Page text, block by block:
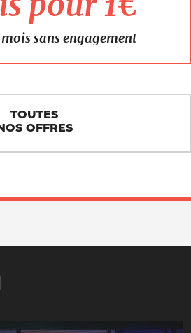
sans engagement
TOUTES
OFFRES